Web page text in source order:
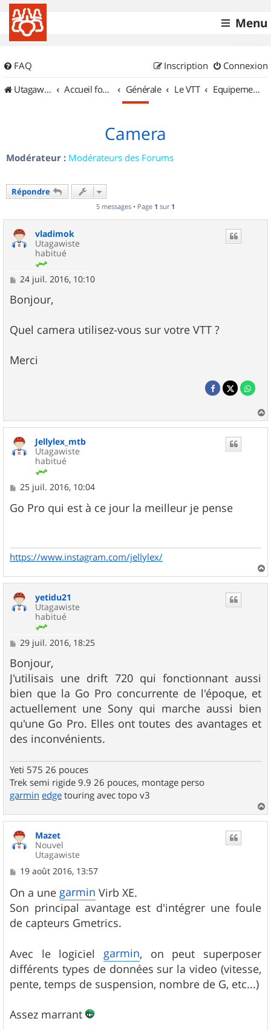
Menu
FAQ Connexion
Inscription
UtagawaVTT (Randos VTT et VTTAE avec traces GPS)
Accueil forum Générale Le VTT Equipements et Accessoires
Camera
Modérateur : Modérateurs des Forums
Répondre
5 messages • Page 1 sur 1
vladimok
Utagawiste
habitué
M
s
s
g
e
24 juil. 2016, 10:10
Bonjour,
Quel camera utilisez-vous sur votre VTT ?
Merci
a
Jellylex_mtb
Utagawiste
habitué
M
s
s
25 juil. 2016, 10:04
Go Pro qui est à ce jour la meilleur je pense
https://www.instagram.com/jellylex/
a
yetidu21
Utagawiste
habitué
M
s
s
a
g
e
29 juil. 2016, 18:25
Bonjour,
J'utilisais une drift 720 qui fonctionnant aussi
bien que la Go Pro concurrente de l'époque, et
actuellement une Sony qui marche aussi bien
qu'une Go Pro. Elles ont toutes des avantages et
des inconvénients.
Yeti 575 26 pouces
Trek semi rigide 9.9 26 pouces, montage perso
garmin edge touring avec topo v3
a
Mazet
Nouvel
Utagawiste
M
s
s
a
g
e
19 août 2016, 13:57
On a une garmin Virb XE.
Son principal avantage est d'intégrer une foule
de capteurs Gmetrics.
Avec le logiciel garmin, on peut superposer
différents types de données sur la video (vitesse,
pente, temps de suspension, nombre de G, etc...)
Assez marrant